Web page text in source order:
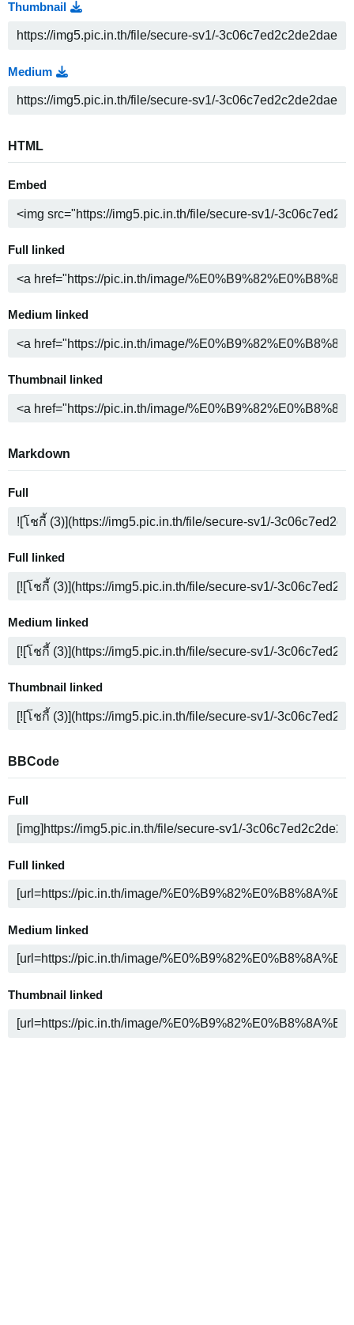
Thumbnail
Medium
HTML
Embed
Full linked
Medium linked
Thumbnail linked
Markdown
Full
Full linked
Medium linked
Thumbnail linked
BBCode
Full
Full linked
Medium linked
Thumbnail linked